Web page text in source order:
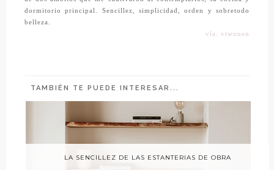
dormitorio principal. Sencillez, simplicidad, orden y sobretodo
belleza.
vía: vtwonen
TAMBIÉN TE PUEDE INTERESAR...
LA SENCILLEZ DE LAS ESTANTERIAS DE OBRA